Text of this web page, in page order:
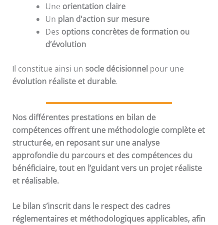
Une orientation claire
Un plan d’action sur mesure
Des options concrètes de formation ou
d’évolution
Il constitue ainsi un socle décisionnel pour une
évolution réaliste et durable.
Nos différentes prestations en bilan de
compétences offrent une méthodologie complète et
structurée, en reposant sur une analyse
approfondie du parcours et des compétences du
bénéficiaire, tout en l’guidant vers un projet réaliste
et réalisable.
Le bilan s’inscrit dans le respect des cadres
réglementaires et méthodologiques applicables, afin